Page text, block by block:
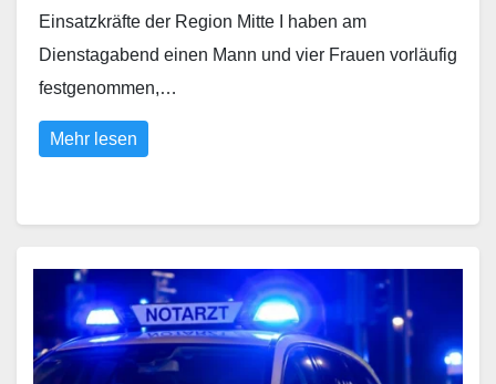
Einsatzkräfte der Region Mitte I haben am
Dienstagabend einen Mann und vier Frauen vorläufig
festgenommen,…
Mehr lesen